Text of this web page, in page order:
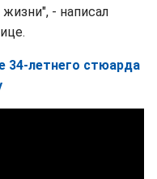
- написал
34-летнего стюарда